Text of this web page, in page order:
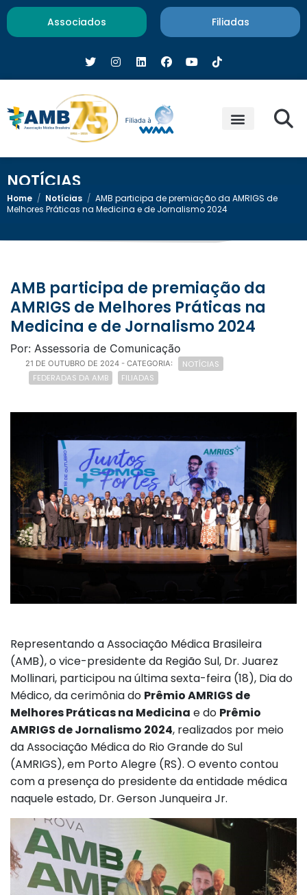
Associados Filiadas
NOTÍCIAS
Home / Notícias / AMB participa de premiação da AMRIGS de
Melhores Práticas na Medicina e de Jornalismo 2024
AMB participa de premiação da
AMRIGS de Melhores Práticas na
Medicina e de Jornalismo 2024
Por: Assessoria de Comunicação
21 DE OUTUBRO DE 2024 - CATEGORIA:
NOTÍCIAS
FEDERADAS DA AMB
FILIADAS
Representando a Associação Médica Brasileira
(AMB), o vice-presidente da Região Sul, Dr. Juarez
Mollinari, participou na última sexta-feira (18), Dia do
Médico, da cerimônia do Prêmio AMRIGS de
Melhores Práticas na Medicina e do Prêmio
AMRIGS de Jornalismo 2024, realizados por meio
da Associação Médica do Rio Grande do Sul
(AMRIGS), em Porto Alegre (RS). O evento contou
com a presença do presidente da entidade médica
naquele estado, Dr. Gerson Junqueira Jr.